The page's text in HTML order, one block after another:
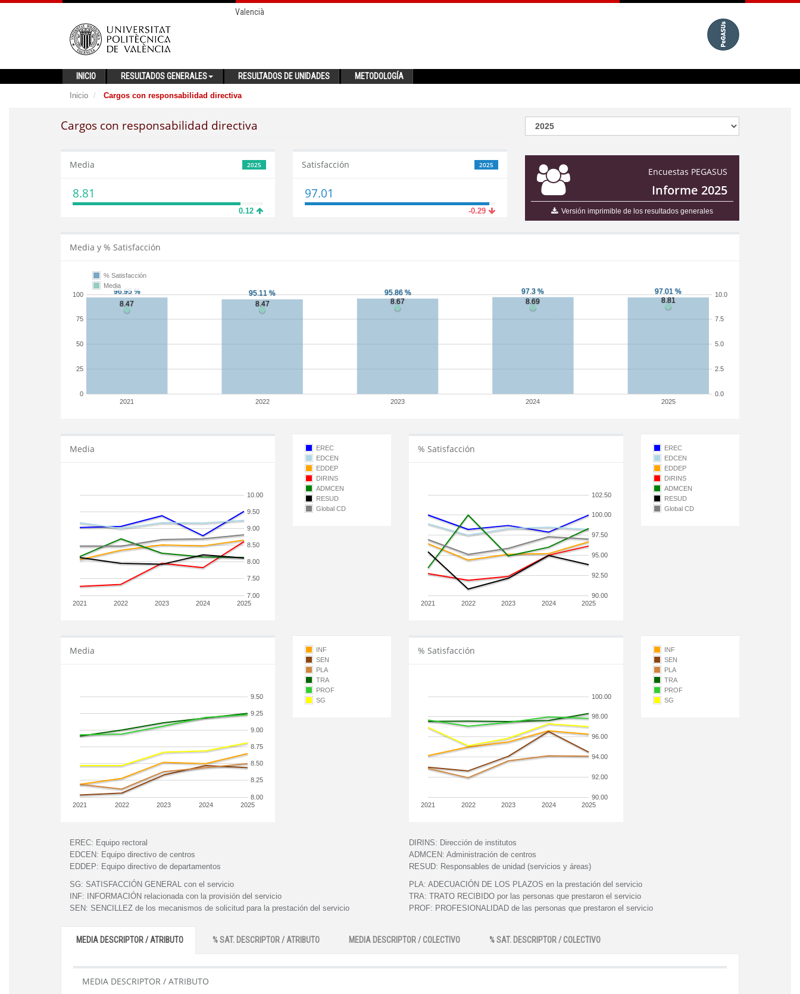
Valencià
INICIO RESULTADOS GENERALES RESULTADOS DE UNIDADES METODOLOGÍA
Inicio Cargos con responsabilidad directiva
Cargos con responsabilidad directiva
Encuestas PEGASUS
Informe 2025
Versión imprimible de los resultados generales
2025
Media
8.81
0.12
2025
Satisfacción
97.01
-0.29
Media y % Satisfacción
2021 2022 2023 2024 2025
0
25
50
75
100
0.0
2.5
5.0
7.5
10.0
% Satisfacción
Media
Media
2021 2022 2023 2024 2025
7.00
7.50
8.00
8.50
9.00
9.50
10.00
EREC
EDCEN
EDDEP
DIRINS
ADMCEN
RESUD
Global CD
% Satisfacción
2021 2022 2023 2024 2025
90.00
92.50
95.00
97.50
100.00
102.50
EREC
EDCEN
EDDEP
DIRINS
ADMCEN
RESUD
Global CD
Media
2021 2022 2023 2024 2025
8.00
8.25
8.50
8.75
9.00
9.25
9.50
INF
SEN
PLA
TRA
PROF
SG
% Satisfacción
2021 2022 2023 2024 2025
90.00
92.00
94.00
96.00
98.00
100.00
INF
SEN
PLA
TRA
PROF
SG
EREC: Equipo rectoral
EDCEN: Equipo directivo de centros
EDDEP: Equipo directivo de departamentos
DIRINS: Dirección de institutos
ADMCEN: Administración de centros
RESUD: Responsables de unidad (servicios y áreas)
SG: SATISFACCIÓN GENERAL con el servicio
INF:
INFORMACIÓN relacionada con la provisión del servicio
SEN: SENCILLEZ de los mecanismos de solicitud para la prestación del servicio
PLA: ADECUACIÓN DE LOS PLAZOS en la prestación del servicio
TRA: TRATO RECIBIDO por las personas que prestaron el servicio
PROF: PROFESIONALIDAD de las personas que prestaron el servicio
MEDIA DESCRIPTOR / ATRIBUTO % SAT. DESCRIPTOR / ATRIBUTO MEDIA DESCRIPTOR / COLECTIVO % SAT. DESCRIPTOR / COLECTIVO
MEDIA DESCRIPTOR / ATRIBUTO